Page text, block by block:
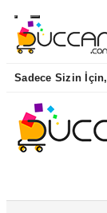
Sadece Sizin